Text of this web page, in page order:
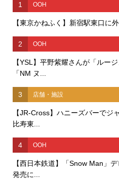
1 OOH
【東京かねふく】新宿駅東口に
2 OOH
【YSL】平野紫耀さんが「ルー
「NM ヌ...
3 店舗・施設
【JR-Cross】ハニーズバーでジ
比寿東...
4 OOH
【西日本鉄道】「Snow Man」
発売に...